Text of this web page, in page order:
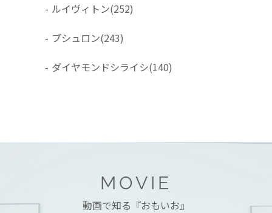
- ルイヴィトン(252)
- ブシュロン(243)
- ダイヤモンドシライシ(140)
MOVIE
動画で知る『おもいお』